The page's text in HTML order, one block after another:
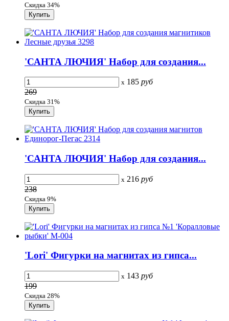
Скидка 34%
'САНТА ЛЮЧИЯ' Набор для создания...
x 185 руб
269
Скидка 31%
'САНТА ЛЮЧИЯ' Набор для создания...
x 216 руб
238
Скидка 9%
'Lori' Фигурки на магнитах из гипса...
x 143 руб
199
Скидка 28%